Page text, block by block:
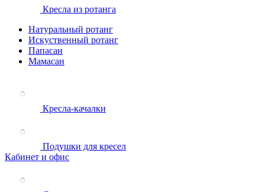
Кресла из ротанга
Натуральный ротанг
Искуственный ротанг
Папасан
Мамасан
Кресла-качалки
Подушки для кресел
Кабинет и офис